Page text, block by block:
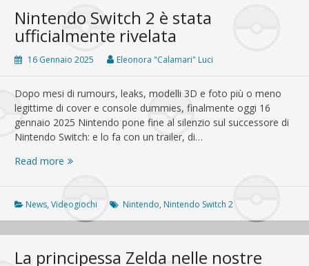
Nintendo Switch 2 è stata
ufficialmente rivelata
16 Gennaio 2025 Eleonora "Calamari" Luci
Dopo mesi di rumours, leaks, modelli 3D e foto più o meno
legittime di cover e console dummies, finalmente oggi 16
gennaio 2025 Nintendo pone fine al silenzio sul successore di
Nintendo Switch: e lo fa con un trailer, di…
Read more Nintendo
2
è
stata
ufficialmente
News,Videogiochi Nintendo, Nintendo Switch 2
La principessa Zelda nelle nostre